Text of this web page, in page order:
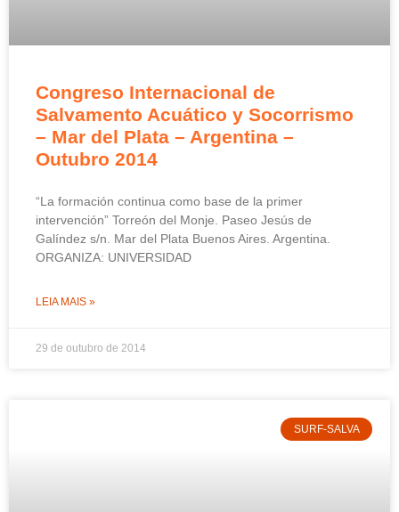
Congreso Internacional de
Salvamento Acuático y Socorrismo
– Mar del Plata – Argentina –
Outubro 2014
“La formación continua como base de la primer
intervención” Torreón del Monje. Paseo Jesús de
Galíndez s/n. Mar del Plata Buenos Aires. Argentina.
ORGANIZA: UNIVERSIDAD
LEIA MAIS »
29 de outubro de 2014
SURF-SALVA